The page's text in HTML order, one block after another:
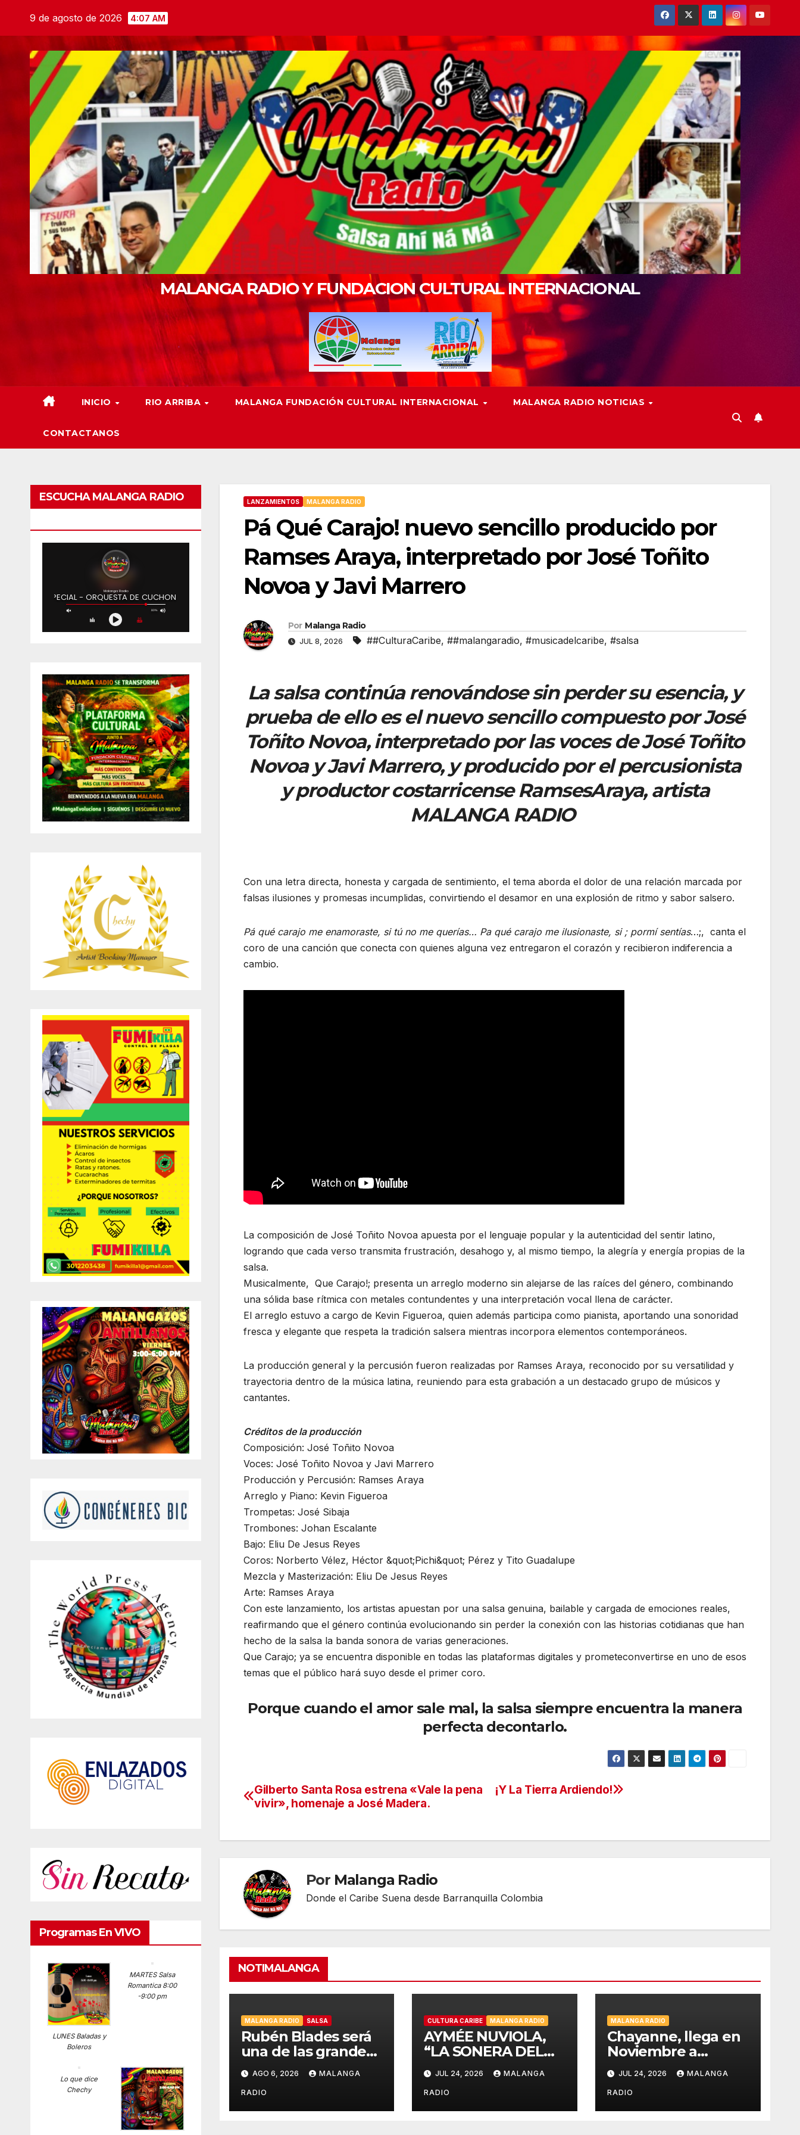
9 de agosto de 2026 4:07 AM
MALANGA RADIO Y FUNDACION CULTURAL INTERNACIONAL
INICIO RIO ARRIBA MALANGA FUNDACIÓN CULTURAL INTERNACIONAL MALANGA RADIO NOTICIAS
CONTACTANOS
ESCUCHA MALANGA RADIO
Programas En VIVO
LUNES Baladas y
Boleros
MARTES Salsa
Romantica 8:00
-9:00 pm
Lo que dice
Chechy
LANZAMIENTOS MALANGA RADIO
Pá Qué Carajo! nuevo sencillo producido por
Ramses Araya, interpretado por José Toñito
Novoa y Javi Marrero
Por Malanga Radio
JUL 8, 2026 ##CulturaCaribe, ##malangaradio, #musicadelcaribe, #salsa
La salsa continúa renovándose sin perder su esencia, y
prueba de ello es el nuevo sencillo compuesto por José
Toñito Novoa, interpretado por las voces de José Toñito
Novoa y Javi Marrero, y producido por el percusionista
y productor costarricense RamsesAraya, artista
MALANGA RADIO
Con una letra directa, honesta y cargada de sentimiento, el tema aborda el dolor de una relación marcada por
falsas ilusiones y promesas incumplidas, convirtiendo el desamor en una explosión de ritmo y sabor salsero.
Pá qué carajo me enamoraste, si tú no me querías… Pa qué carajo me ilusionaste, si ; pormí sentías…;, canta el
coro de una canción que conecta con quienes alguna vez entregaron el corazón y recibieron indiferencia a
cambio.
La composición de José Toñito Novoa apuesta por el lenguaje popular y la autenticidad del sentir latino,
logrando que cada verso transmita frustración, desahogo y, al mismo tiempo, la alegría y energía propias de la
salsa.
Musicalmente, Que Carajo!; presenta un arreglo moderno sin alejarse de las raíces del género, combinando
una sólida base rítmica con metales contundentes y una interpretación vocal llena de carácter.
El arreglo estuvo a cargo de Kevin Figueroa, quien además participa como pianista, aportando una sonoridad
fresca y elegante que respeta la tradición salsera mientras incorpora elementos contemporáneos.
La producción general y la percusión fueron realizadas por Ramses Araya, reconocido por su versatilidad y
trayectoria dentro de la música latina, reuniendo para esta grabación a un destacado grupo de músicos y
cantantes.
Créditos de la producción
Composición: José Toñito Novoa
Voces: José Toñito Novoa y Javi Marrero
Producción y Percusión: Ramses Araya
Arreglo y Piano: Kevin Figueroa
Trompetas: José Sibaja
Trombones: Johan Escalante
Bajo: Eliu De Jesus Reyes
Coros: Norberto Vélez, Héctor &quot;Pichi&quot; Pérez y Tito Guadalupe
Mezcla y Masterización: Eliu De Jesus Reyes
Arte: Ramses Araya
Con este lanzamiento, los artistas apuestan por una salsa genuina, bailable y cargada de emociones reales,
reafirmando que el género continúa evolucionando sin perder la conexión con las historias cotidianas que han
hecho de la salsa la banda sonora de varias generaciones.
Que Carajo; ya se encuentra disponible en todas las plataformas digitales y prometeconvertirse en uno de esos
temas que el público hará suyo desde el primer coro.
Porque cuando el amor sale mal, la salsa siempre encuentra la manera
perfecta decontarlo.
Navegación
entradas
¡Y La Tierra Ardiendo!
Gilberto Santa Rosa estrena «Vale la pena
vivir», homenaje a José Madera.
Por Malanga Radio
Donde el Caribe Suena desde Barranquilla Colombia
NOTIMALANGA
MALANGA RADIO SALSA
Rubén Blades será
una de las grandes
figuras de la Salsa
Music Week de
Billboard Colombia
en Cali
AGO 6, 2026 MALANGA
RADIO
CULTURA CARIBE MALANGA RADIO
AYMÉE NUVIOLA,
“LA SONERA DEL
MUNDO”,
CELEBRARÁ LA
HISPANIDAD 2026
DESDE LA
JUL 24, 2026 MALANGA
RADIO
MALANGA RADIO
Chayanne, llega en
Noviembre a
Barranquilla,
estadio Edgar
Rentería
JUL 24, 2026 MALANGA
RADIO